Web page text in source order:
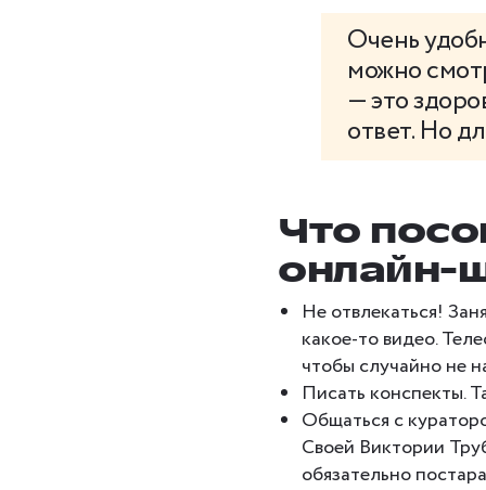
Очень
можно
— это
ответ. Но
Что
онлайн-
Не отвлекаться!
какое-то видео.
чтобы случайно не
Писать конспекты.
Общаться с
Своей Виктории
обязательно